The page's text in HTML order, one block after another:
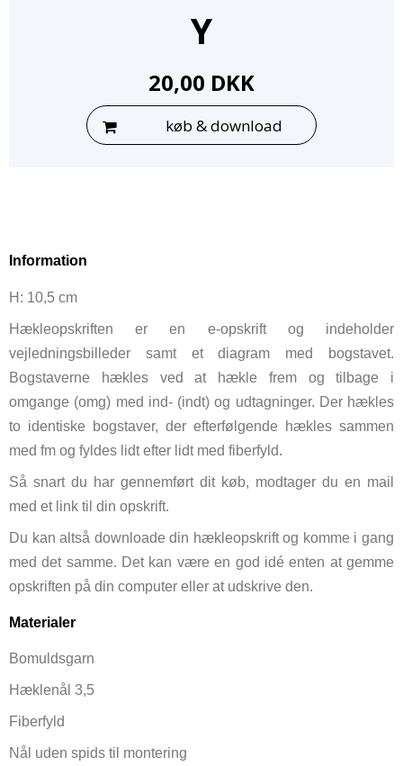
Y
20,00 DKK
køb & download
Information
H: 10,5 cm
Hækleopskriften er en e-opskrift og indeholder
vejledningsbilleder samt et diagram med bogstavet.
Bogstaverne hækles ved at hækle frem og tilbage i
omgange (omg) med ind- (indt) og udtagninger. Der hækles
to identiske bogstaver, der efterfølgende hækles sammen
med fm og fyldes lidt efter lidt med fiberfyld.
Så snart du har gennemført dit køb, modtager du en mail
med et link til din opskrift.
Du kan altså downloade din hækleopskrift og komme i gang
med det samme. Det kan være en god idé enten at gemme
opskriften på din computer eller at udskrive den.
Materialer
Bomuldsgarn
Hæklenål 3,5
Fiberfyld
Nål uden spids til montering